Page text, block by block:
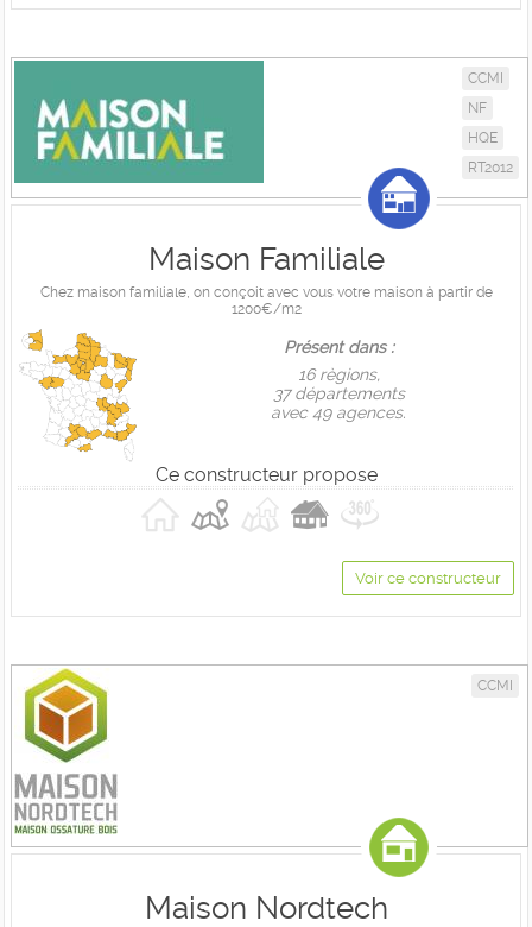
CCMI
NF
HQE
RT2012
Maison Familiale
Chez maison familiale, on conçoit avec vous votre maison à partir de
1200€/m2
Présent dans :
16 règions,
37 départements
avec 49 agences.
Ce constructeur propose
Voir ce constructeur
CCMI
Maison Nordtech